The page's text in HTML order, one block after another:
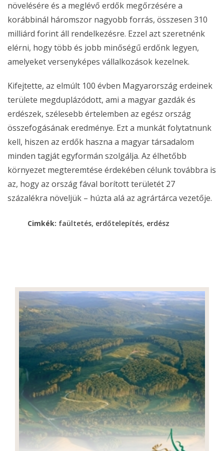
növelésére és a meglévő erdők megőrzésére a
korábbinál háromszor nagyobb forrás, összesen 310
milliárd forint áll rendelkezésre. Ezzel azt szeretnénk
elérni, hogy több és jobb minőségű erdőnk legyen,
amelyeket versenyképes vállalkozások kezelnek.
Kifejtette, az elmúlt 100 évben Magyarország erdeinek
területe megduplázódott, ami a magyar gazdák és
erdészek, szélesebb értelemben az egész ország
összefogásának eredménye. Ezt a munkát folytatnunk
kell, hiszen az erdők haszna a magyar társadalom
minden tagját egyformán szolgálja. Az élhetőbb
környezet megteremtése érdekében célunk továbbra is
az, hogy az ország fával borított területét 27
százalékra növeljük – húzta alá az agrártárca vezetője.
Cimkék: faültetés, erdőtelepítés, erdész